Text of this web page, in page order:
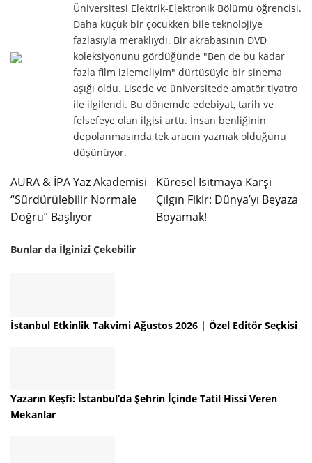
Üniversitesi Elektrik-Elektronik Bölümü öğrencisi.
Daha küçük bir çocukken bile teknolojiye
fazlasıyla meraklıydı. Bir akrabasının DVD
koleksiyonunu gördüğünde "Ben de bu kadar
fazla film izlemeliyim" dürtüsüyle bir sinema
aşığı oldu. Lisede ve üniversitede amatör tiyatro
ile ilgilendi. Bu dönemde edebiyat, tarih ve
felsefeye olan ilgisi arttı. İnsan benliğinin
depolanmasında tek aracın yazmak olduğunu
düşünüyor.
AURA & İPA Yaz Akademisi
“Sürdürülebilir Normale
Doğru” Başlıyor
Küresel Isıtmaya Karşı
Çılgın Fikir: Dünya’yı Beyaza
Boyamak!
Bunlar da İlginizi Çekebilir
İstanbul Etkinlik Takvimi Ağustos 2026 | Özel Editör Seçkisi
Yazarın Keşfi: İstanbul’da Şehrin İçinde Tatil Hissi Veren
Mekanlar